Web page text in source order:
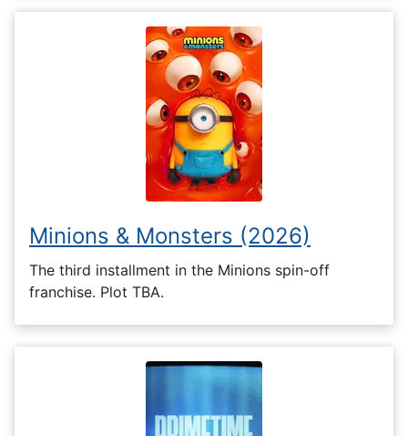
Minions & Monsters (2026)
The third installment in the Minions spin-off
franchise. Plot TBA.